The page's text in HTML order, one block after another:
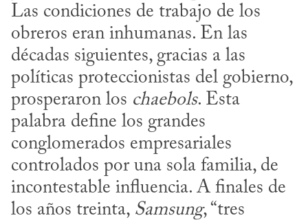
Las condiciones de trabajo de los
obreros eran inhumanas. En las
décadas siguientes, gracias a las
políticas proteccionistas del gobierno,
prosperaron los chaebols. Esta
palabra define los grandes
conglomerados empresariales
controlados por una sola familia, de
incontestable influencia. A finales de
los años treinta, Samsung, “tres